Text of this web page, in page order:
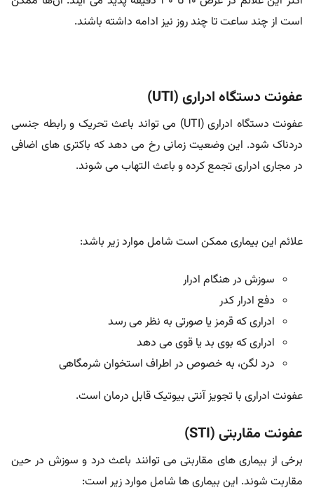
است از چند ساعت تا چند روز نیز ادامه داشته باشند.
عفونت دستگاه ادراری (UTI)
عفونت دستگاه ادراری (UTI) می تواند باعث تحریک و رابطه جنسی
دردناک شود. این وضعیت زمانی رخ می دهد که باکتری های اضافی
در مجاری ادراری تجمع کرده و باعث التهاب می شوند.
علائم این بیماری ممکن است شامل موارد زیر باشد:
سوزش در هنگام ادرار
دفع ادرار کدر
ادراری که قرمز یا صورتی به نظر می رسد
ادراری که بوی بد یا قوی می دهد
درد لگن، به خصوص در اطراف استخوان شرمگاهی
عفونت ادراری با تجویز آنتی بیوتیک قابل درمان است.
عفونت مقاربتی (STI)
برخی از بیماری های مقاربتی می توانند باعث درد و سوزش در حین
مقاربت شوند. این بیماری ها شامل موارد زیر است: